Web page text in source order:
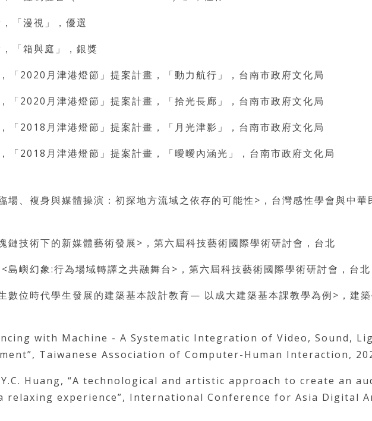
「漫視」，優選
「箱與庭」，銀獎
2020月津港燈節」提案計畫，「動力航行」，台南市政府文化局
2020月津港燈節」提案計畫，「拾光長廊」，台南市政府文化局
2018月津港燈節」提案計畫，「月光津影」，台南市政府文化局
2018月津港燈節」提案計畫，「曖曖內涵光」，台南市政府文化局
場、複身與媒體操演：初探地方流域之依存的可能性>，台灣感性學會與中華
鏈技術下的新媒體藝術發展>，第六屆科技藝術國際學術研討會，台北
島嶼幻象:行為場域轉譯之共融舞台>，第六屆科技藝術國際學術研討會，台北
數位時代學生發展的建築基本設計教育— 以成大建築基本課教學為例>，建築
with Machine - A Systematic Integration of Video, Sound,
Taiwanese Association of Computer-Human Interaction,
Huang, “A technological and artistic approach to create an
relaxing experience”, International Conference for Asia Digital